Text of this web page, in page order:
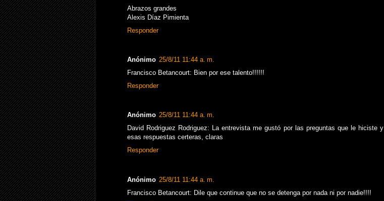
Abrazos grandes
Alexis Díaz Pimienta
Responder
Anónimo 25/8/11 11:44 a. m.
Francisco Betancourt: Bien por ese talento!!!!!!
Responder
Anónimo 25/8/11 11:44 a. m.
David Rodriguez Rodriguez: La entrevista me gustó por las preguntas que le hiciste y
esas respuestas certeras, claras
Responder
Anónimo 25/8/11 11:44 a. m.
Francisco Betancourt: Dile que continue que no se detenga por nada ni por nadie!!!!